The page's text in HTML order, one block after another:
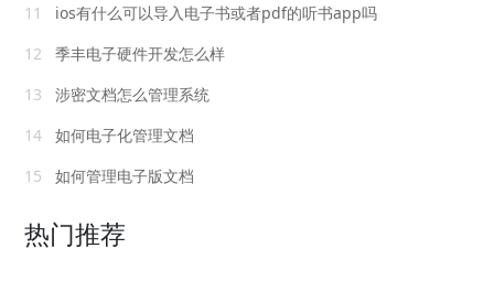
11
ios有什么可以导入电子书或者pdf的听书app吗
12
季丰电子硬件开发怎么样
13
涉密文档怎么管理系统
14
如何电子化管理文档
15
如何管理电子版文档
热门推荐